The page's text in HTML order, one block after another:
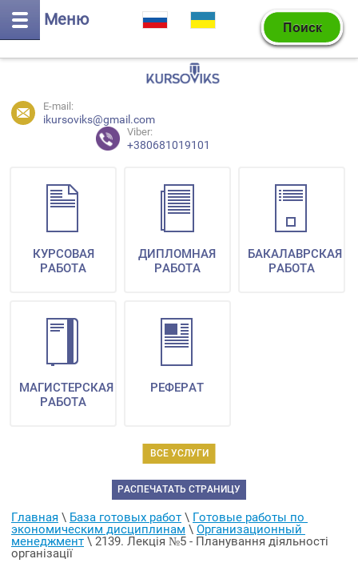
Меню
E-mail:
ikursoviks@gmail.com
Viber:
+380681019101
ВСЕ УСЛУГИ
КУРСОВАЯ
РАБОТА
ДИПЛОМНАЯ
РАБОТА
БАКАЛАВРСКАЯ
РАБОТА
МАГИСТЕРСКАЯ
РАБОТА
РЕФЕРАТ
РАСПЕЧАТАТЬ СТРАНИЦУ
Главная \ База готовых работ \ Готовые работы по
экономическим дисциплинам \ Организационный
менеджмент \ 2139. Лекція №5 - Планування діяльності
організації